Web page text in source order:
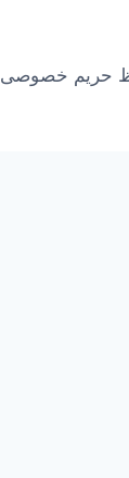
حریم خصوصی